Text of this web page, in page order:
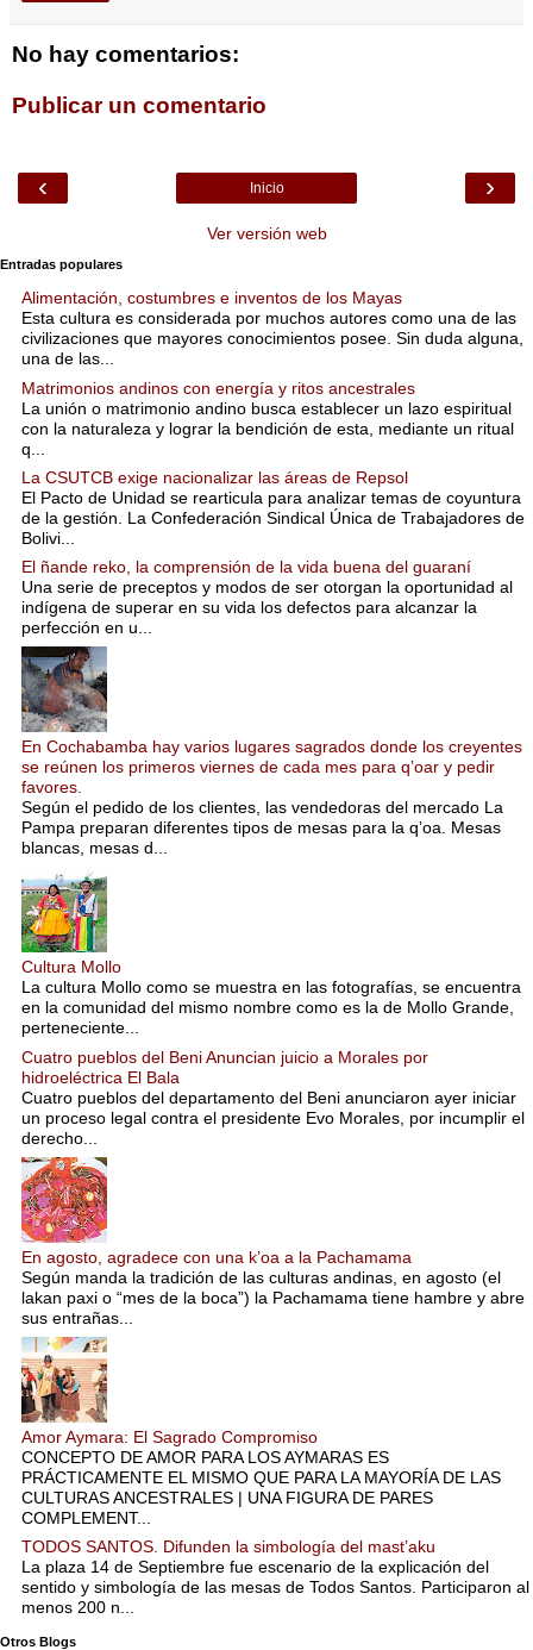
No hay comentarios:
Publicar un comentario
‹ ›
Inicio
Ver versión web
Entradas populares
Alimentación, costumbres e inventos de los Mayas
Esta cultura es considerada por muchos autores como una de las
civilizaciones que mayores conocimientos posee. Sin duda alguna,
una de las...
Matrimonios andinos con energía y ritos ancestrales
La unión o matrimonio andino busca establecer un lazo espiritual
con la naturaleza y lograr la bendición de esta, mediante un ritual
q...
La CSUTCB exige nacionalizar las áreas de Repsol
El Pacto de Unidad se rearticula para analizar temas de coyuntura
de la gestión. La Confederación Sindical Única de Trabajadores de
Bolivi...
El ñande reko, la comprensión de la vida buena del guaraní
Una serie de preceptos y modos de ser otorgan la oportunidad al
indígena de superar en su vida los defectos para alcanzar la
perfección en u...
En Cochabamba hay varios lugares sagrados donde los creyentes
se reúnen los primeros viernes de cada mes para q’oar y pedir
favores.
Según el pedido de los clientes, las vendedoras del mercado La
Pampa preparan diferentes tipos de mesas para la q’oa. Mesas
blancas, mesas d...
Cultura Mollo
La cultura Mollo como se muestra en las fotografías, se encuentra
en la comunidad del mismo nombre como es la de Mollo Grande,
perteneciente...
Cuatro pueblos del Beni Anuncian juicio a Morales por
hidroeléctrica El Bala
Cuatro pueblos del departamento del Beni anunciaron ayer iniciar
un proceso legal contra el presidente Evo Morales, por incumplir el
derecho...
En agosto, agradece con una k’oa a la Pachamama
Según manda la tradición de las culturas andinas, en agosto (el
lakan paxi o “mes de la boca”) la Pachamama tiene hambre y abre
sus entrañas...
Amor Aymara: El Sagrado Compromiso
CONCEPTO DE AMOR PARA LOS AYMARAS ES
PRÁCTICAMENTE EL MISMO QUE PARA LA MAYORÍA DE LAS
CULTURAS ANCESTRALES | UNA FIGURA DE PARES
COMPLEMENT...
TODOS SANTOS. Difunden la simbología del mast’aku
La plaza 14 de Septiembre fue escenario de la explicación del
sentido y simbología de las mesas de Todos Santos. Participaron al
menos 200 n...
Otros Blogs